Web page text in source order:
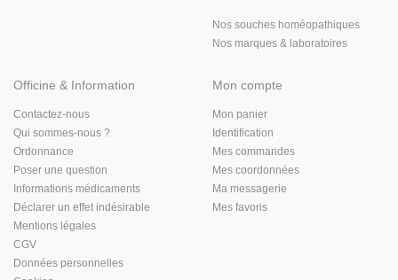
Nos souches homéopathiques
Nos marques & laboratoires
Officine & Information
Contactez-nous
Qui sommes-nous ?
Ordonnance
Poser une question
Informations médicaments
Déclarer un effet indésirable
Mentions légales
CGV
Données personnelles
Mon compte
Mon panier
Identification
Mes commandes
Mes coordonnées
Ma messagerie
Mes favoris